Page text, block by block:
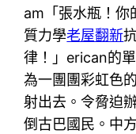
am「張水瓶！你
質力學老屋翻新
律！」erican的
為一團團彩虹色
射出去。令脅迫
倒古巴國民。中